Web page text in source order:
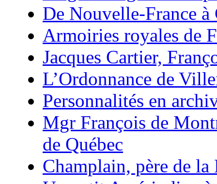
De Nouvelle-France à
Armoiries royales de
Jacques Cartier,
L’Ordonnance de
Personnalités en
Mgr François de
de Québec
Champlain, père de